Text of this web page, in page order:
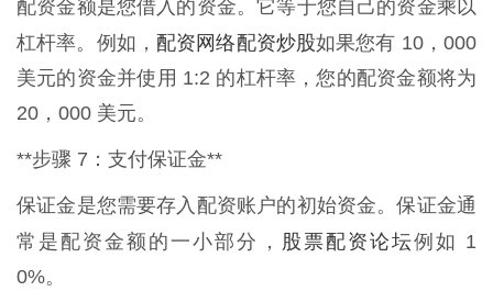
配资金额是您借入的资金。它等于您自己的资金乘以
杠杆率。例如， 配资网络配资炒股如果您有 10，000
美元的资金并使用 1:2 的杠杆率，您的配资金额将为
20，000 美元。
**步骤 7：支付保证金**
保证金是您需要存入配资账户的初始资金。保证金通
常是配资金额的一小部分， 股票配资论坛例如 1
0%。